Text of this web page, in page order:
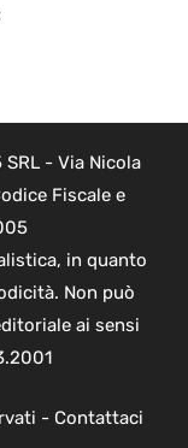
- Via Nicola
Fiscale e
in quanto
Non può
ai sensi
- Contattaci